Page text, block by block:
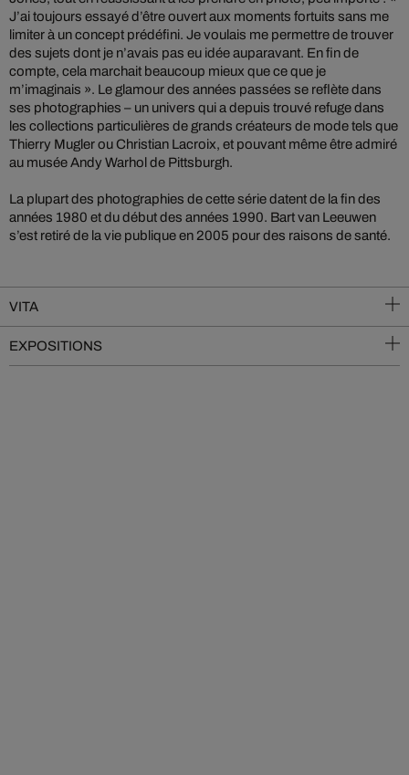
J’ai toujours essayé d’être ouvert aux moments fortuits sans me
limiter à un concept prédéfini. Je voulais me permettre de trouver
des sujets dont je n’avais pas eu idée auparavant. En fin de
compte, cela marchait beaucoup mieux que ce que je
m’imaginais ». Le glamour des années passées se reflète dans
ses photographies – un univers qui a depuis trouvé refuge dans
les collections particulières de grands créateurs de mode tels que
Thierry Mugler ou Christian Lacroix, et pouvant même être admiré
au musée Andy Warhol de Pittsburgh.
La plupart des photographies de cette série datent de la fin des
années 1980 et du début des années 1990. Bart van Leeuwen
s’est retiré de la vie publique en 2005 pour des raisons de santé.
VITA
EXPOSITIONS